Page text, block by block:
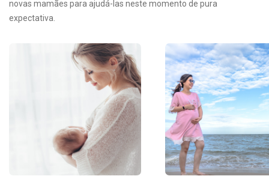
novas mamães para ajudá-las neste momento de pura
expectativa.